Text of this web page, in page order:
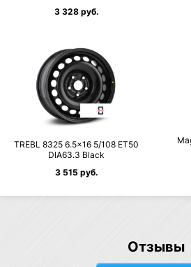
3 328 руб.
TREBL 8325 6.5×16 5/108 ET50
DIA63.3 Black
3 515 руб.
Отзывы